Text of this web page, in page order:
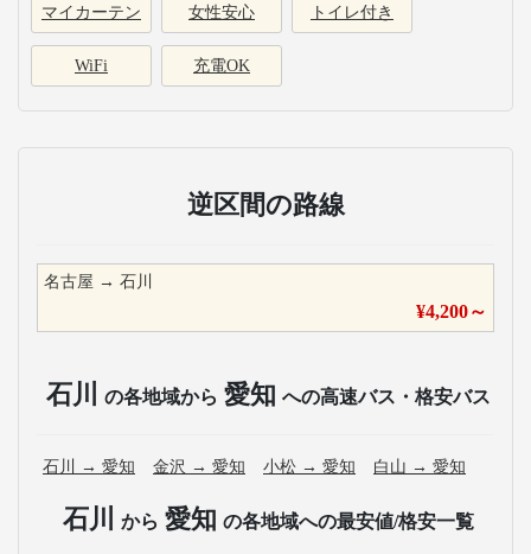
マイカーテン 女性安心 トイレ付き
WiFi 充電OK
逆区間の路線
名古屋 → 石川
¥4,200～
石川 の各地域から 愛知 への高速バス・格安バス
石川 → 愛知 金沢 → 愛知 小松 → 愛知 白山 → 愛知
石川 から 愛知 の各地域への最安値/格安一覧